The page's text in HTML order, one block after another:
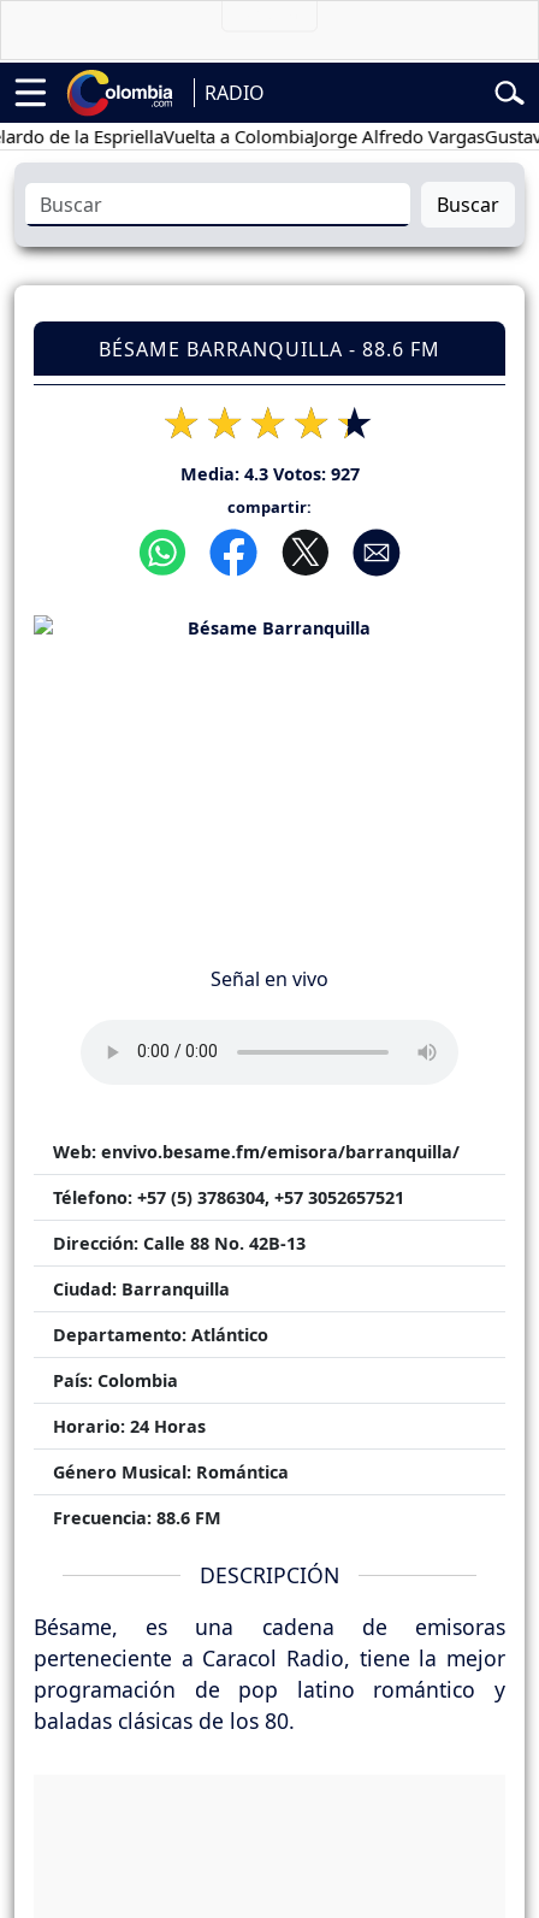
RADIO
la EspriellaVuelta a ColombiaJorge Alfredo VargasGustavo
Buscar
BÉSAME BARRANQUILLA - 88.6 FM
Media: 4.3Votos: 927
compartir:
Señal en vivo
Web: envivo.besame.fm/emisora/barranquilla/
Télefono: +57 (5) 3786304, +57 3052657521
Dirección: Calle 88 No. 42B-13
Ciudad: Barranquilla
Departamento: Atlántico
País: Colombia
Horario: 24 Horas
Género Musical: Romántica
Frecuencia: 88.6 FM
DESCRIPCIÓN
Bésame, es una cadena de emisoras
perteneciente a Caracol Radio, tiene la mejor
programación de pop latino romántico y
baladas clásicas de los 80.